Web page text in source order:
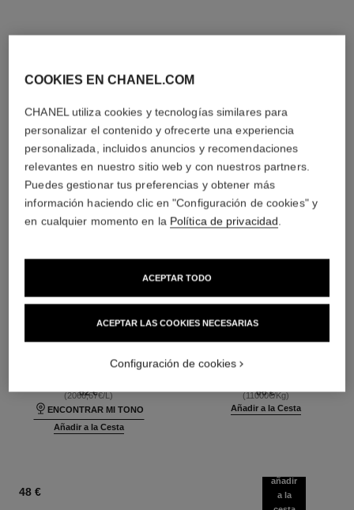
ultra le teint fluide
Larga Duración –
Ultraconfortable – Acabado
62 €
(2066,67€/L)
ENCONTRAR MI TONO
Añadir a la Cesta
poudre universelle libre
Polvos Sueltos Acabado
Natural. Formato Viaje
Ref. 132726
66 €
(11000€/Kg)
Añadir a la Cesta
48 €
añadir
a la
COOKIES EN CHANEL.COM
CHANEL utiliza cookies y tecnologías similares para
personalizar el contenido y ofrecerte una experiencia
personalizada, incluidos anuncios y recomendaciones
relevantes en nuestro sitio web y con nuestros partners.
Puedes gestionar tus preferencias y obtener más
información haciendo clic en "Configuración de cookies" y
en cualquier momento en la Política de privacidad
ACEPTAR LAS COOKIES NECESARIAS
ACEPTAR TODO
Configuración de cookies